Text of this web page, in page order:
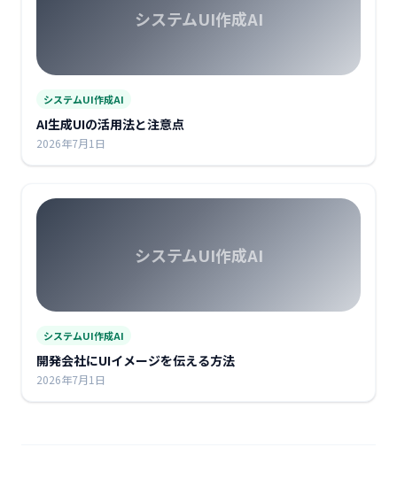
システムUI作成AI
システムUI作成AI
AI生成UIの活用法と注意点
2026年7月1日
システムUI作成AI
システムUI作成AI
開発会社にUIイメージを伝える方法
2026年7月1日